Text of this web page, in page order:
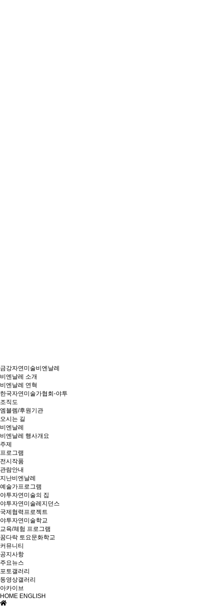
금강자연미술비엔날레
비엔날레 소개
비엔날레 연혁
한국자연미술가협회-야투
조직도
엠블렘/후원기관
오시는 길
비엔날레
비엔날레 행사개요
주제
프로그램
전시작품
관람안내
지난비엔날레
예술가프로그램
야투자연미술의 집
야투자연미술레지던스
국제협력프로젝트
야투자연미술학교
교육/체험 프로그램
꿈다락 토요문화학교
커뮤니티
공지사항
주요뉴스
포토갤러리
동영상갤러리
아카이브
HOME ENGLISH